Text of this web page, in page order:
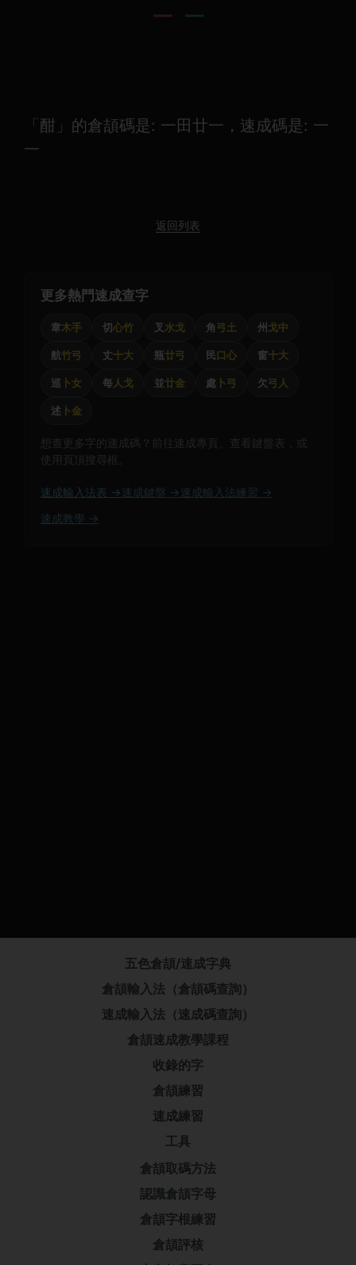
一 一
「酣」的倉頡碼是: 一田廿一，速成碼是: 一
一
返回列表
更多熱門速成查字
韋木手 切心竹 叉 水戈 角弓土 州 戈中
航竹弓 丈十大 瓶廿弓 民口心 窗十大
巡 卜女 每人戈 並廿金 處 卜弓 欠弓人
述 卜金
想查更多字的速成碼？前往速成專頁、查看鍵盤表，或
使用頁頂搜尋框。
速成輸入法表 → 速成鍵盤 → 速成輸入法練習 →
速成教學 →
五色倉頡/速成字典
倉頡輸入法（倉頡碼查詢）
速成輸入法（速成碼查詢）
倉頡速成教學課程
收錄的字
倉頡練習
速成練習
工具
倉頡取碼方法
認識倉頡字母
倉頡字根練習
倉頡評核